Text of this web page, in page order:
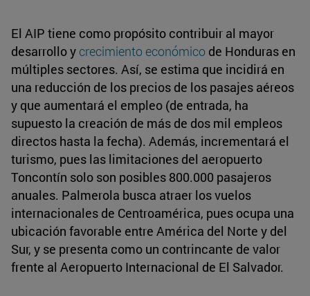
El AIP tiene como propósito contribuir al mayor
desarrollo y crecimiento económico de Honduras en
múltiples sectores. Así, se estima que incidirá en
una reducción de los precios de los pasajes aéreos
y que aumentará el empleo (de entrada, ha
supuesto la creación de más de dos mil empleos
directos hasta la fecha). Además, incrementará el
turismo, pues las limitaciones del aeropuerto
Toncontín solo son posibles 800.000 pasajeros
anuales. Palmerola busca atraer los vuelos
internacionales de Centroamérica, pues ocupa una
ubicación favorable entre América del Norte y del
Sur, y se presenta como un contrincante de valor
frente al Aeropuerto Internacional de El Salvador.